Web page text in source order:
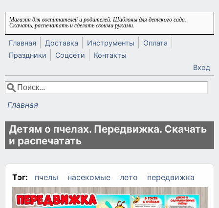
Перейти к основному содержанию
Магазин для воспитателей и родителей. Шаблоны для детского сада.
Скачать, распечатать и сделать своими руками.
Главная Доставка Инструменты
Оплата
Праздники
Соцсети
Контакты
Вход
Форма поиска
Поиск
Вы здесь
Главная
Детям о пчелах. Передвижка. Скачать
и распечатать
Тэг: пчелы насекомые лето передвижка